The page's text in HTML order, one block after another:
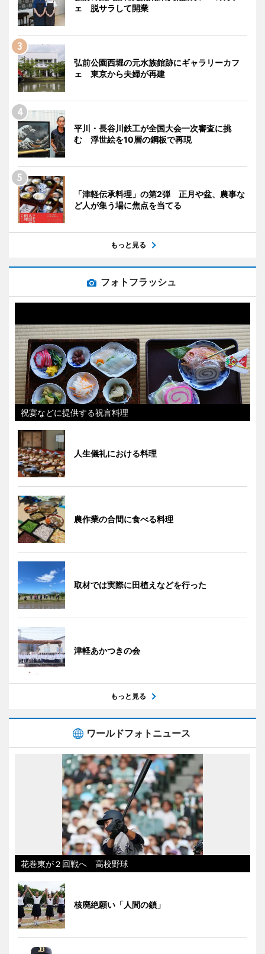
ェ 脱サラして開業
弘前公園西堀の元水族館跡にギャラリーカフ
ェ 東京から夫婦が再建
平川・長谷川鉄工が全国大会一次審査に挑
む 浮世絵を10層の鋼板で再現
「津軽伝承料理」の第2弾 正月や盆、農事な
ど人が集う場に焦点を当てる
もっと見る
フォトフラッシュ
祝宴などに提供する祝言料理
人生儀礼における料理
農作業の合間に食べる料理
取材では実際に田植えなどを行った
津軽あかつきの会
もっと見る
ワールドフォトニュース
花巻東が２回戦へ 高校野球
核廃絶願い「人間の鎖」